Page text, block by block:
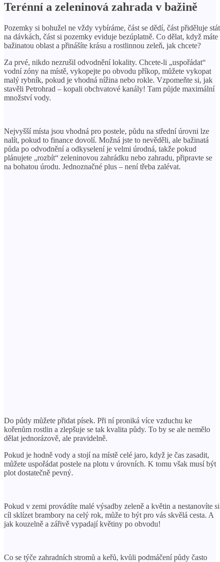
Terénní a zeleninová zahrada v bažině
Pozemky si bohužel ne vždy vybíráme, část se dědí, část přiděluje stát
na dávkách, část si pozemky eviduje bezúplatně. Co dělat, když máte
bažinatou oblast a přinášíte krásu a rostlinnou zeleň, jak chcete?
Za prvé, nikdo nezrušil odvodnění lokality. Chcete-li „uspořádat“
vodní zóny na místě, vykopejte po obvodu příkop, můžete vykopat
malý rybník, pokud je vhodná nížina nebo rokle. Vzpomeňte si, jak
stavěli Petrohrad – kopali obchvatové kanály! Tam půjde maximální
množství vody.
Nejvyšší místa jsou vhodná pro postele, půdu na střední úrovni lze
nalít, pokud to finance dovolí. Možná jste to nevěděli, ale bažinatá
půda po odvodnění a odkyselení je velmi úrodná, takže pokud
plánujete „rozbít“ zeleninovou zahrádku nebo zahradu, připravte se
na bohatou úrodu. Jednoznačné plus – není třeba zalévat.
Do půdy můžete přidat písek. Při ní proniká více vzduchu ke
kořenům rostlin a zlepšuje se tak kvalita půdy. To by se ale nemělo
dělat jednorázově, ale pravidelně.
Pokud je hodně vody a stojí na místě celé jaro, když je čas zasadit,
můžete uspořádat postele na plotu v úrovních. K tomu však musí být
plot dostatečně pevný.
Pokud v zemi provádíte malé výsadby zeleně a květin a nestanovíte si
cíl sklízet brambory na celý rok, může to být pro vás skvělá cesta. A
jak kouzelně a zářivě vypadají květiny po obvodu!
Co se týče zahradních stromů a keřů, kvůli podmáčení půdy často